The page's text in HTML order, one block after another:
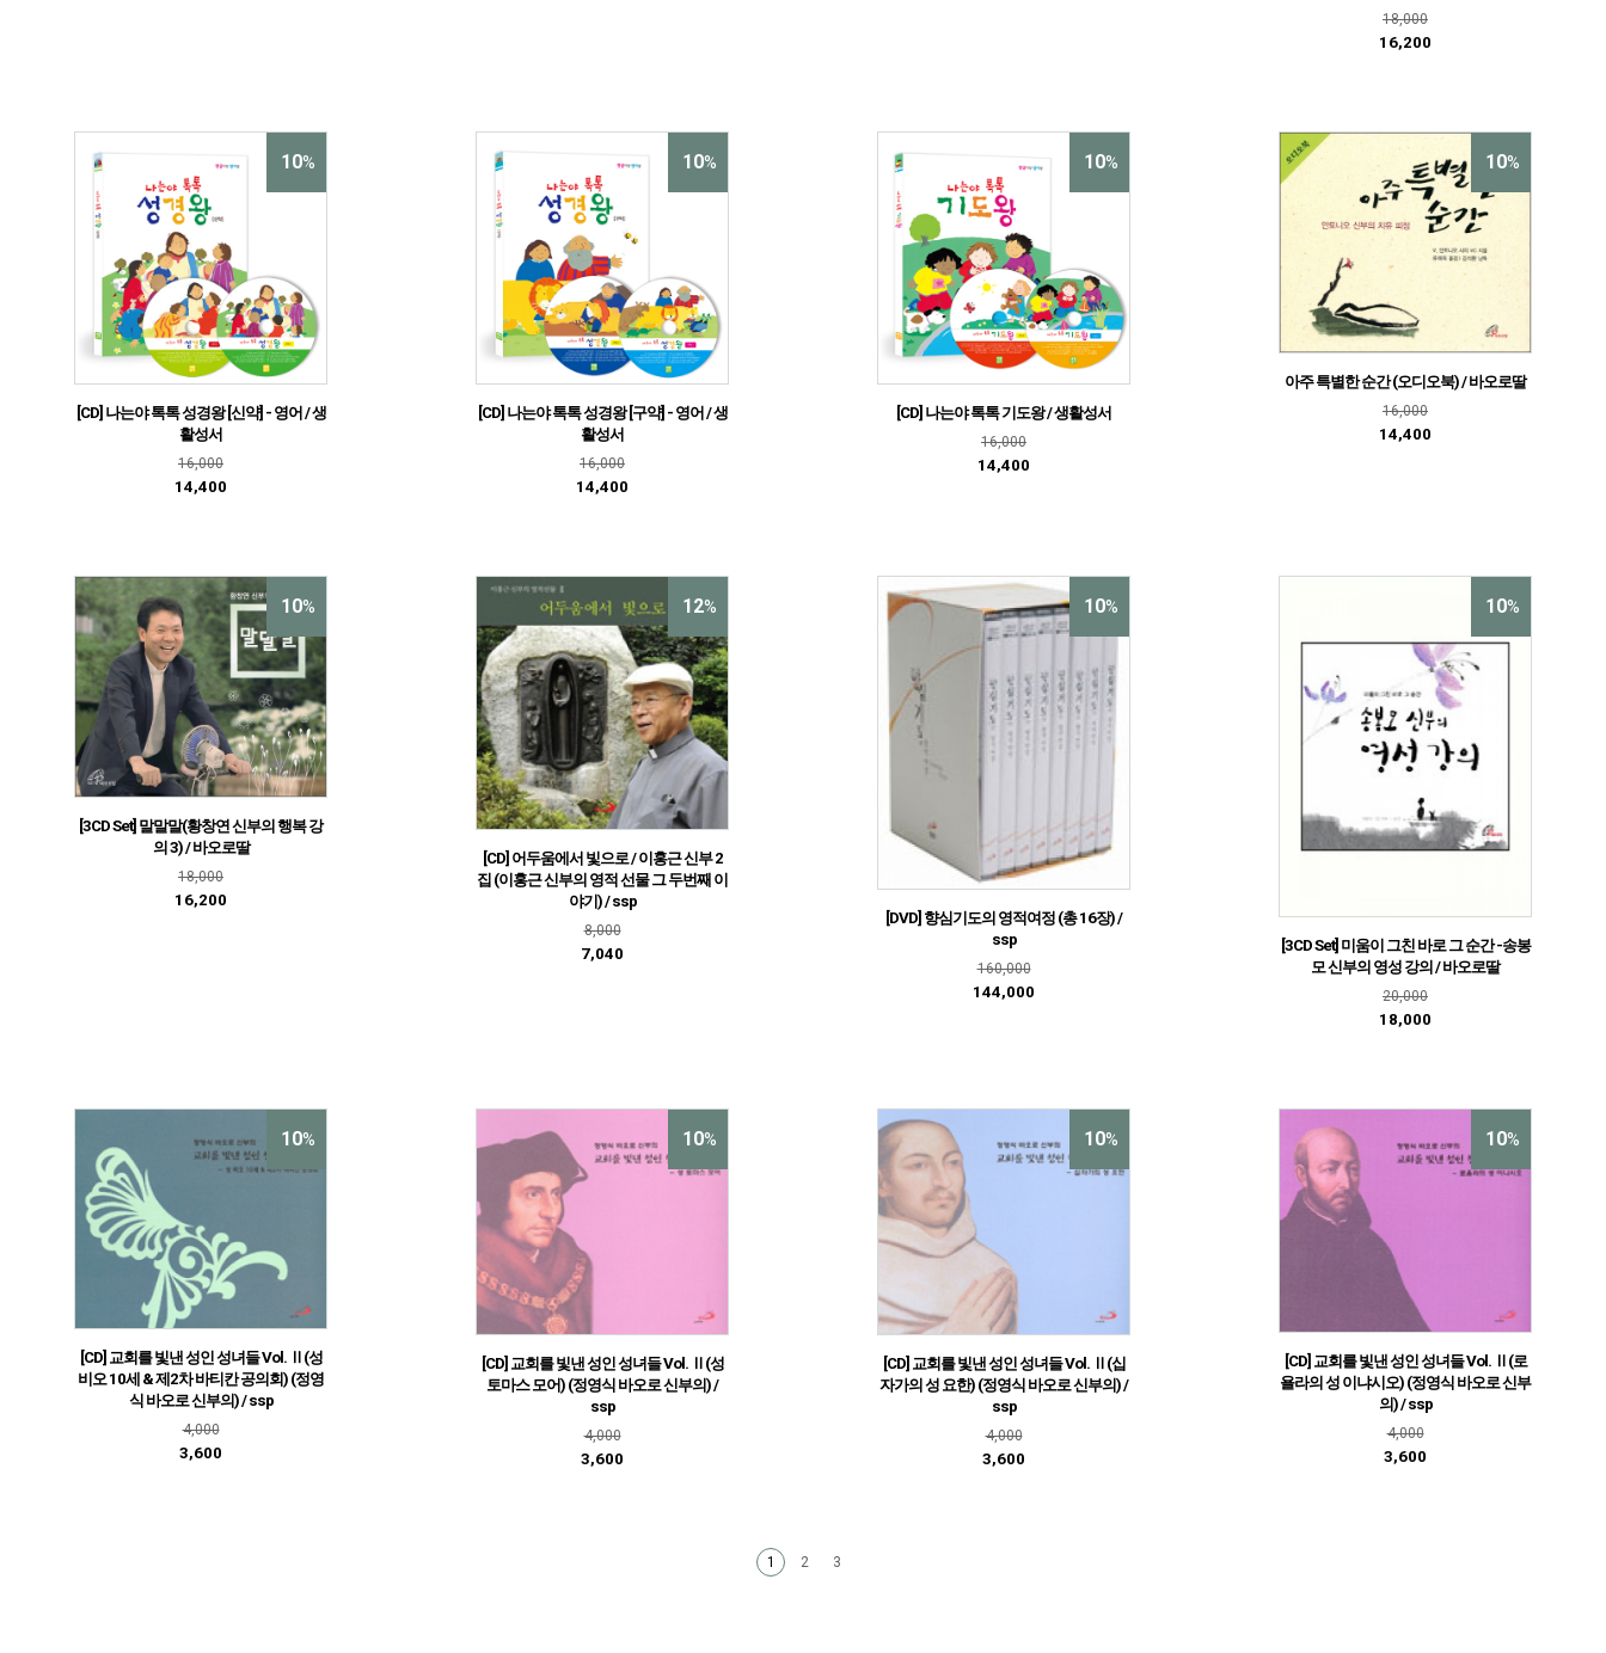
18,000
16,200
10%
[CD] 나는야 톡톡 성경왕 [신약] - 영어 / 생
활성서
16,000
14,400
10%
[CD] 나는야 톡톡 성경왕 [구약] - 영어 / 생
활성서
16,000
14,400
10%
[CD] 나는야 톡톡 기도왕 / 생활성서
16,000
14,400
10%
아주 특별한 순간 (오디오북) / 바오로딸
16,000
14,400
10%
[3CD Set] 말말말(황창연 신부의 행복 강
의 3) / 바오로딸
18,000
16,200
12%
[CD] 어두움에서 빛으로 / 이홍근 신부 2
집 (이홍근 신부의 영적 선물 그 두번째 이
야기) / ssp
8,000
7,040
10%
[DVD] 향심기도의 영적여정 (총 16장) /
ssp
160,000
144,000
10%
[3CD Set] 미움이 그친 바로 그 순간 -송봉
모 신부의 영성 강의 / 바오로딸
20,000
18,000
10%
[CD] 교회를 빛낸 성인 성녀들 Vol. Ⅱ(성
비오 10세 & 제2차 바티칸 공의회) (정영
식 바오로 신부의) / ssp
4,000
3,600
10%
[CD] 교회를 빛낸 성인 성녀들 Vol. Ⅱ(성
토마스 모어) (정영식 바오로 신부의) /
ssp
4,000
3,600
10%
[CD] 교회를 빛낸 성인 성녀들 Vol. Ⅱ(십
자가의 성 요한) (정영식 바오로 신부의) /
ssp
4,000
3,600
10%
[CD] 교회를 빛낸 성인 성녀들 Vol. Ⅱ(로
욜라의 성 이냐시오) (정영식 바오로 신부
의) / ssp
4,000
3,600
1 2 3